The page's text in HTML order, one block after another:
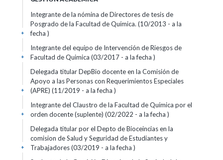
Integrante de la nómina de Directores de tesis de
Posgrado de la Facultad de Química. (10/2013 - a la
fecha )
+
Integrante del equipo de Intervención de Riesgos de
Facultad de Quimica (03/2017 - a la fecha )
+
Delegada titular DepBio docente en la Comisión de
Apoyo a las Personas con Requerimientos Especiales
(APRE) (11/2019 - a la fecha )
+
Integrante del Claustro de la Facultad de Química por el
orden docente (suplente) (02/2022 - a la fecha )
+
Delegada titular por el Depto de Bioceincias en la
comision de Salud y Seguridad de Estudiantes y
Trabajadores (03/2019 - a la fecha )
+